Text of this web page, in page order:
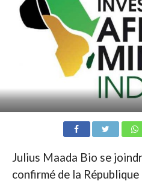
Julius Maada Bio se
confirmé de la